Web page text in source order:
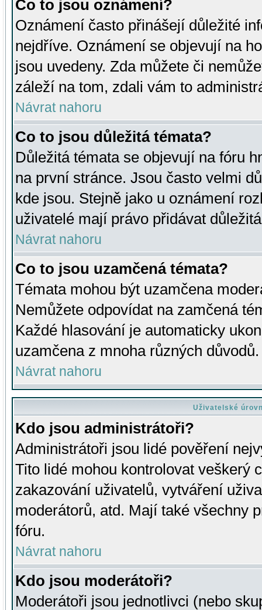
Co to jsou oznámení?
Oznámení často přinášejí důležité
nejdříve. Oznámení se objevují na
jsou uvedeny. Zda můžete či
záleží na tom, zdali vám to
Návrat nahoru
Co to jsou důležitá témata?
Důležitá témata se objevují na fóru
na první stránce. Jsou často velmi
kde jsou. Stejně jako u oznámení
uživatelé mají právo přidávat
Návrat nahoru
Co to jsou uzamčená témata?
Témata mohou být uzamčena
Nemůžete odpovídat na zamčená
Každé hlasování je automaticky
uzamčena z mnoha různých důvodů.
Návrat nahoru
Uživatelské
Kdo jsou administrátoři?
Administrátoři jsou lidé pověření
Tito lidé mohou kontrolovat veškerý
zakazování uživatelů, vytváření
moderátorů, atd. Mají také všechny
fóru.
Návrat nahoru
Kdo jsou moderátoři?
Moderátoři jsou jednotlivci (nebo